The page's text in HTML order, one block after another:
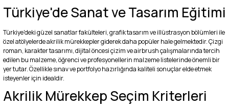
Türkiye'de Sanat ve Tasarım Eğitimi
Türkiye'deki güzel sanatlar fakülteleri, grafik tasarım ve illüstrasyon bölümleri ile
özel atölyelerde akrilik mürekkepler giderek daha popüler hale gelmektedir. Çizgi
roman, karakter tasarımı, dijital öncesi çizim ve airbrush çalışmalarında tercih
edilen bu malzeme, öğrenci ve profesyonellerin malzeme listelerinde önemli bir
yer tutar. Özellikle sınav ve portfolyo hazırlığında kaliteli sonuçlar elde etmek
isteyenler için idealdir.
Akrilik Mürekkep Seçim Kriterleri